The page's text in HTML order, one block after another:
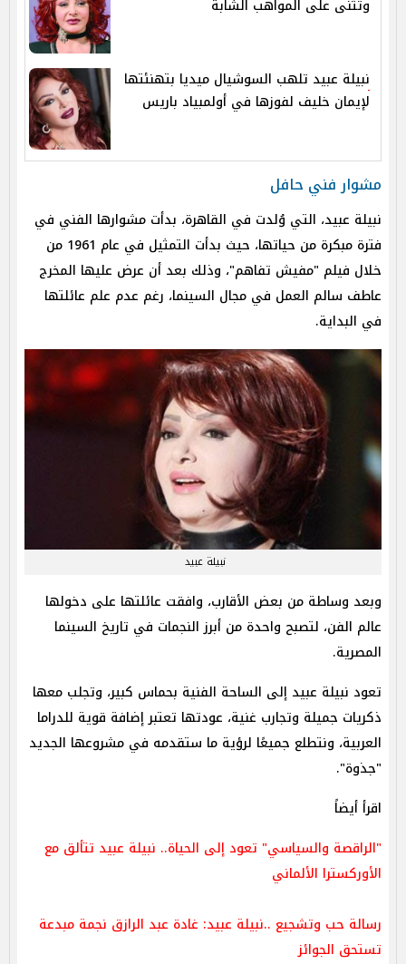
وتثنى على المواهب الشابة
نبيلة عبيد تلهب السوشيال ميديا بتهنئتها
لإيمان خليف لفوزها في أولمبياد باريس
مشوار فني حافل
نبيلة عبيد، التي وُلدت في القاهرة، بدأت مشوارها الفني في
فترة مبكرة من حياتها، حيث بدأت التمثيل في عام 1961 من
خلال فيلم "مفيش تفاهم"، وذلك بعد أن عرض عليها المخرج
عاطف سالم العمل في مجال السينما، رغم عدم علم عائلتها
في البداية.
نبيلة عبيد
وبعد وساطة من بعض الأقارب، وافقت عائلتها على دخولها
عالم الفن، لتصبح واحدة من أبرز النجمات في تاريخ السينما
المصرية.
تعود نبيلة عبيد إلى الساحة الفنية بحماس كبير، وتجلب معها
ذكريات جميلة وتجارب غنية، عودتها تعتبر إضافة قوية للدراما
العربية، ونتطلع جميعًا لرؤية ما ستقدمه في مشروعها الجديد
"جذوة".
اقرأ أيضاً
"الراقصة والسياسي" تعود إلى الحياة.. نبيلة عبيد تتألق مع
الأوركسترا الألماني
رسالة حب وتشجيع ..نبيلة عبيد: غادة عبد الرازق نجمة مبدعة
تستحق الجوائز